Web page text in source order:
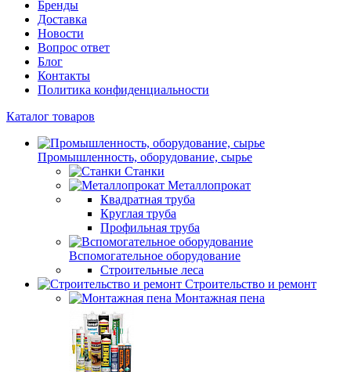
Бренды
Доставка
Новости
Вопрос ответ
Блог
Контакты
Политика конфиденциальности
Каталог товаров
Промышленность, оборудование, сырье
Станки
Металлопрокат
Квадратная труба
Круглая труба
Профильная труба
Вспомогательное оборудование
Строительные леса
Строительство и ремонт
Монтажная пена